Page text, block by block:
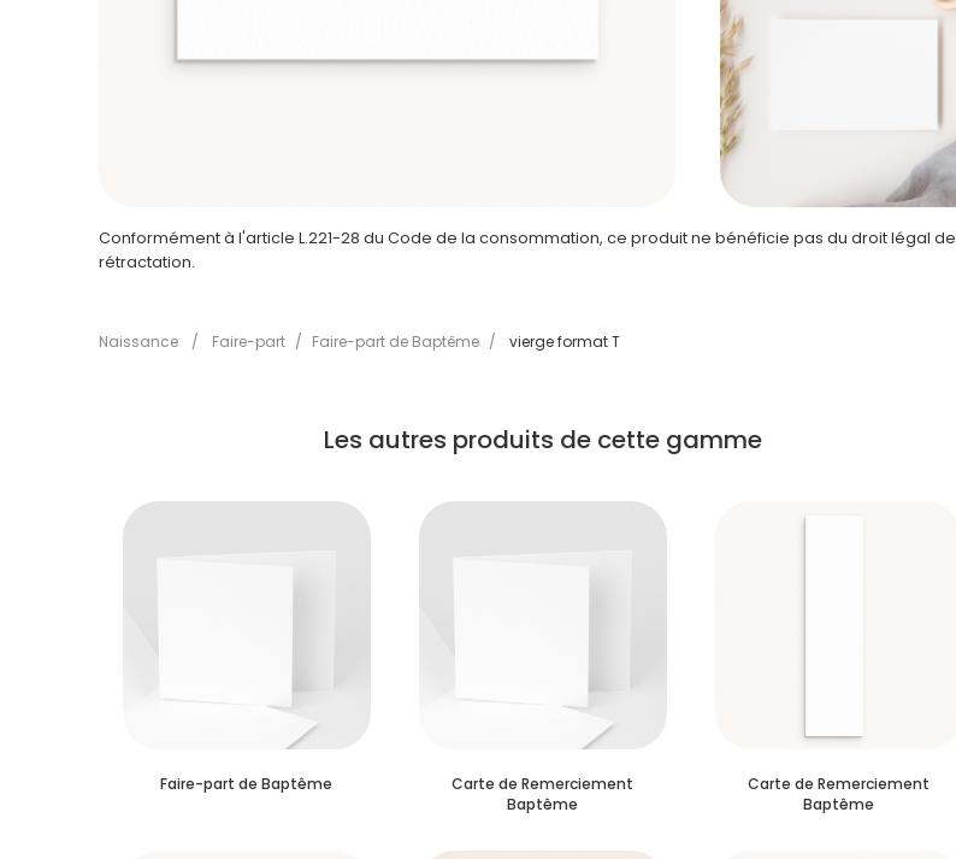
Naissance / Faire-part / Faire-part de Baptême / vierge format T
Conformément à l'article L.221-28 du Code de la consommation, ce produit ne bénéficie pas du droit légal de
rétractation.
Les autres produits de cette gamme
Faire-part de Baptême
Carte de Remerciement
Baptême
Carte de Remerciement
Baptême